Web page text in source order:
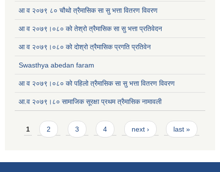
आ व २०७९ ८० चौथो त्रैमासिक सा सु भत्ता वितरण विवरण
आ व २०७९।०८० को तेश्रो त्रैमासिक सा सु भत्ता प्रतिवेदन
आ व २०७९।०८० को दोश्रो त्रैमासिक प्रगति प्रतिवेन
Swasthya abedan faram
आ व २०७९।०८० को पहिलो त्रैमासिक सा सु भत्ता वितरण विवरण
आ.व २०७९।८० सामाजिक सूरक्षा प्रथम त्रैमासिक नामावली
Pages
1 2 3 4 next › last »